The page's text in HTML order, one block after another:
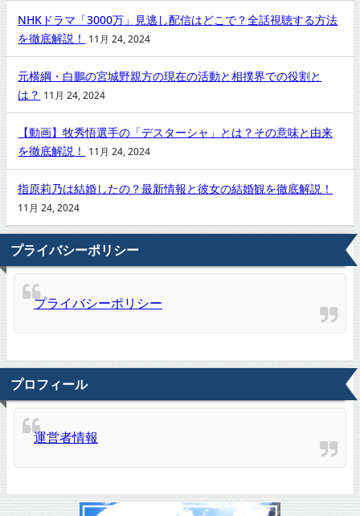
NHKドラマ「3000万」見逃し配信はどこで？全話視聴する方法
を徹底解説！
11月 24, 2024
元横綱・白鵬の宮城野親方の現在の活動と相撲界での役割と
は？ 11月 24, 2024
【動画】牧秀悟選手の「デスターシャ」とは？その意味と由来
を徹底解説！
11月 24, 2024
指原莉乃は結婚したの？最新情報と彼女の結婚観を徹底解説！
11月 24, 2024
プライバシーポリシー
プライバシーポリシー
プロフィール
運営者情報